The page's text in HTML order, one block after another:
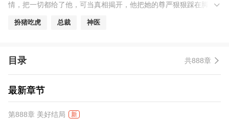
情，把一切都给了他，可当真相揭开，他把她的尊严狠狠踩在脚下
扮猪吃虎 总裁 神医
目录 共888章
最新章节
第888章 美好结局 新